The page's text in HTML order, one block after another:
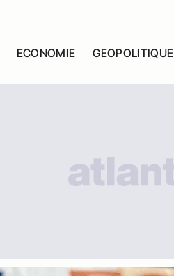
ECONOMIE GEOPOLITIQUE